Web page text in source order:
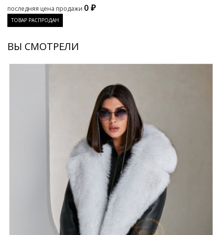
последняя цена продажи 0 ₽
ТОВАР РАСПРОДАН
ВЫ СМОТРЕЛИ